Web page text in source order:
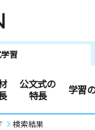
習
公文式の
特長
学習
検索結果